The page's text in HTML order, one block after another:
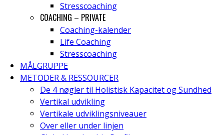
Stresscoaching
COACHING – PRIVATE
Coaching-kalender
Life Coaching
Stresscoaching
MÅLGRUPPE
METODER & RESSOURCER
De 4 nøgler til Holistisk Kapacitet og Sundhed
Vertikal udvikling
Vertikale udviklingsniveauer
Over eller under linjen